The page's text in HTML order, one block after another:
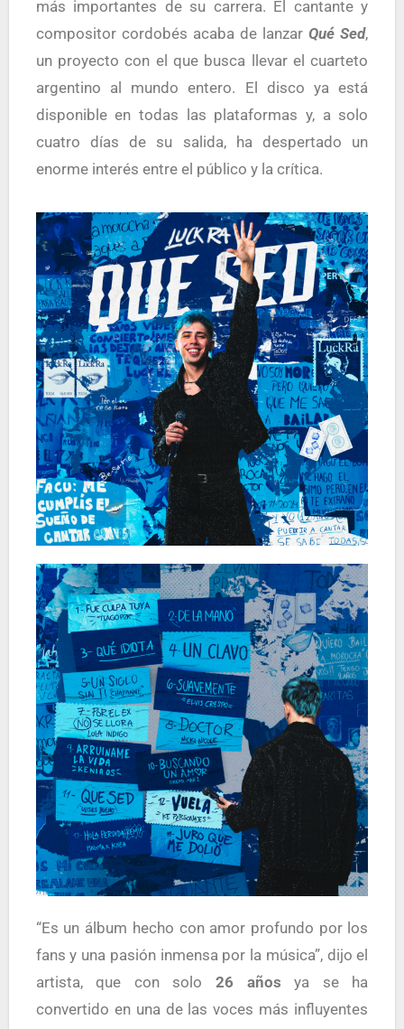
más importantes de su carrera. El cantante y
compositor cordobés acaba de lanzarQué Sed,
un proyecto con el que busca llevar el cuarteto
argentino al mundo entero. El disco ya está
disponible en todas las plataformas y, a solo
cuatro días de su salida, ha despertado un
enorme interés entre el público y la crítica.
“Es un álbum hecho con amor profundo por los
fans y una pasión inmensa por la música”, dijo el
artista, que con solo 26 años ya se ha
convertido en una de las voces más influyentes